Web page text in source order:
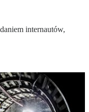
internautów,